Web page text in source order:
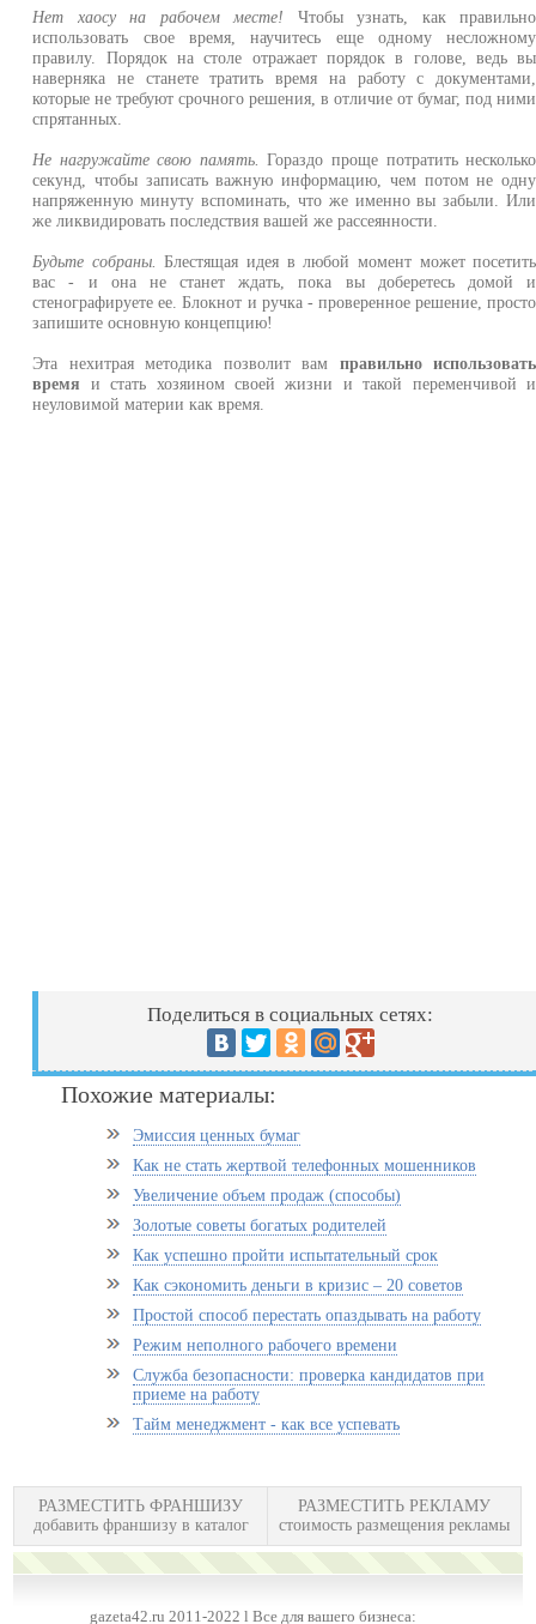
Нет хаосу на рабочем месте! Чтобы узнать, как правильно
использовать свое время, научитесь еще одному несложному
правилу. Порядок на столе отражает порядок в голове, ведь вы
наверняка не станете тратить время на работу с документами,
которые не требуют срочного решения, в отличие от бумаг, под ними
спрятанных.
Не нагружайте свою память.
Гораздо проще потратить несколько
секунд, чтобы записать важную информацию, чем потом не одну
напряженную минуту вспоминать, что же именно вы забыли. Или
же ликвидировать последствия вашей же рассеянности.
Будьте собраны.
Блестящая идея в любой момент может посетить
вас - и она не станет ждать, пока вы доберетесь домой и
стенографируете ее. Блокнот и ручка - проверенное решение, просто
запишите основную концепцию!
Эта нехитрая методика позволит вам правильно использовать
время и стать хозяином своей жизни и такой переменчивой и
неуловимой материи как время.
Поделиться в социальных сетях:
Похожие материалы:
Эмиссия ценных бумаг
Как не стать жертвой телефонных мошенников
Увеличение объем продаж (способы)
Золотые советы богатых родителей
Как успешно пройти испытательный срок
Как сэкономить деньги в кризис – 20 советов
Простой способ перестать опаздывать на работу
Режим неполного рабочего времени
Служба безопасности: проверка кандидатов при
приеме на работу
Тайм менеджмент - как все успевать
РАЗМЕСТИТЬ ФРАНШИЗУ
добавить франшизу в каталог
РАЗМЕСТИТЬ РЕКЛАМУ
стоимость размещения рекламы
gazeta42.ru 2011-2022 l Все для вашего бизнеса: